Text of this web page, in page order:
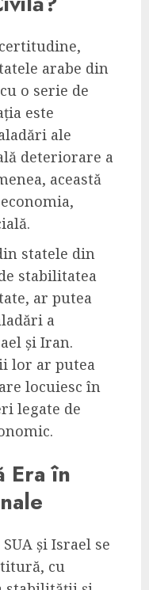
arabe din
o serie de
este
ale
deteriorare a
această
statele din
stabilitatea
ar putea
a
și Iran.
lor ar putea
locuiesc în
legate de
Era în
și Israel se
cu